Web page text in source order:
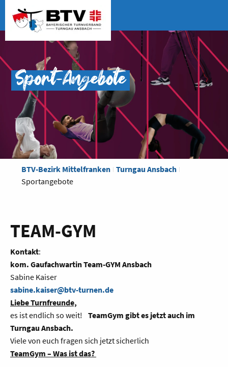
Sport-Angebote
BTV-Bezirk Mittelfranken Turngau Ansbach
Sportangebote
TEAM-GYM
Kontakt:
kom. Gaufachwartin Team-GYM Ansbach
Sabine Kaiser
sabine.kaiser@btv-turnen.de
Liebe Turnfreunde,
es ist endlich so weit! TeamGym gibt es jetzt auch im
Turngau Ansbach.
Viele von euch fragen sich jetzt sicherlich
TeamGym – Was ist das?